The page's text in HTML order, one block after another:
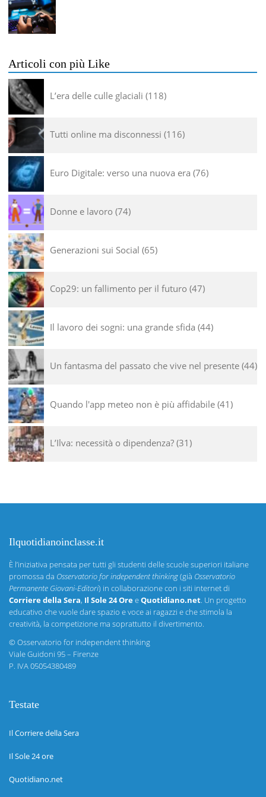
Articoli con più Like
L’era delle culle glaciali 118
Tutti online ma disconnessi 116
Euro Digitale: verso una nuova era 76
Donne e lavoro 74
Generazioni sui Social 65
Cop29: un fallimento per il futuro 47
Il lavoro dei sogni: una grande sfida 44
Un fantasma del passato che vive nel presente 44
Quando l'app meteo non è più affidabile 41
L’Ilva: necessità o dipendenza? 31
Ilquotidianoinclasse.it
È l’iniziativa pensata per tutti gli studenti delle scuole superiori italiane
promossa da Osservatorio for independent thinking(già Osservatorio
Permanente Giovani-Editori) in collaborazione con i siti internet di
Corriere della Sera, Il Sole 24 OreeQuotidiano.net. Un progetto
educativo che vuole dare spazio e voce ai ragazzi e che stimola la
creatività, la competizione ma soprattutto il divertimento.
©Osservatorio for independent thinking
Viale Guidoni 95 – Firenze
P. IVA 05054380489
Testate
Il Corriere della Sera
Il Sole 24 ore
Quotidiano.net